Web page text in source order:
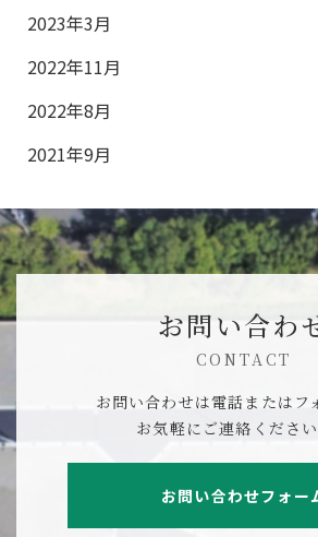
2023年3月
2022年11月
2022年8月
2021年9月
お問い合わ
CONTACT
お問い合わせは電話またはフ
お気軽にご連絡くださ
お問い合わせフォー